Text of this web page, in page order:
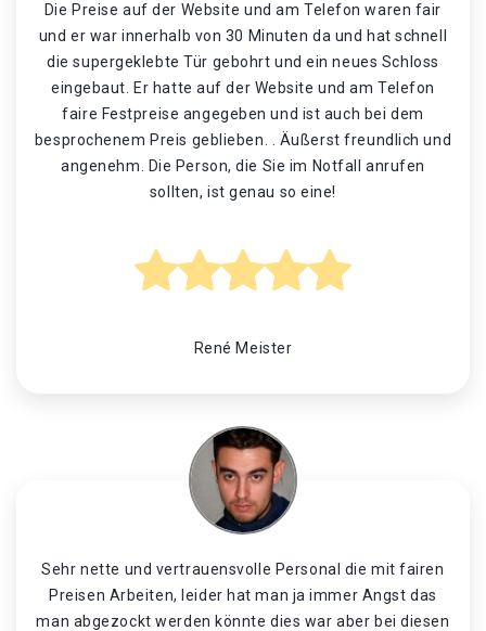
Die Preise auf der Website und am Telefon waren fair
und er war innerhalb von 30 Minuten da und hat schnell
die supergeklebte Tür gebohrt und ein neues Schloss
eingebaut. Er hatte auf der Website und am Telefon
faire Festpreise angegeben und ist auch bei dem
besprochenem Preis geblieben. . Äußerst freundlich und
angenehm. Die Person, die Sie im Notfall anrufen
sollten, ist genau so eine!
René Meister
Sehr nette und vertrauensvolle Personal die mit fairen
Preisen Arbeiten, leider hat man ja immer Angst das
man abgezockt werden könnte dies war aber bei diesen